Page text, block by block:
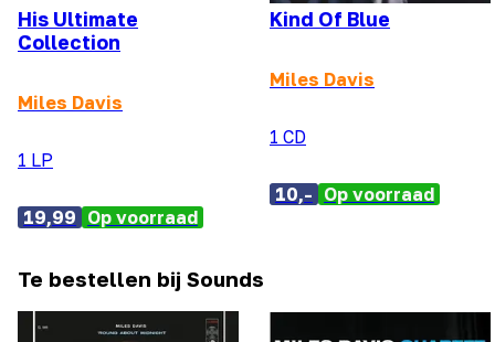
His Ultimate
Collection
Miles Davis
1 LP
19,99 Op voorraad
Kind Of Blue
Miles Davis
1 CD
10,- Op voorraad
Te bestellen bij Sounds